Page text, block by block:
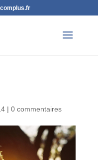
| 0 commentaires